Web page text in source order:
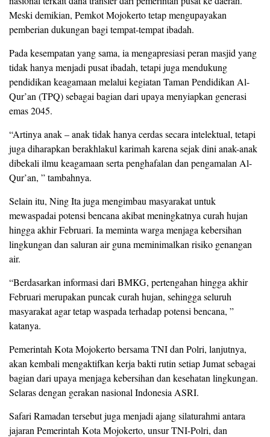
Meski demikian, Pemkot Mojokerto tetap mengupayakan
pemberian dukungan bagi tempat-tempat ibadah.
Pada kesempatan yang sama, ia mengapresiasi peran masjid yang
tidak hanya menjadi pusat ibadah, tetapi juga mendukung
pendidikan keagamaan melalui kegiatan Taman Pendidikan Al-
Qur’an (TPQ) sebagai bagian dari upaya menyiapkan generasi
emas 2045.
“Artinya anak – anak tidak hanya cerdas secara intelektual, tetapi
juga diharapkan berakhlakul karimah karena sejak dini anak-anak
dibekali ilmu keagamaan serta penghafalan dan pengamalan Al-
Qur’an, ” tambahnya.
Selain itu, Ning Ita juga mengimbau masyarakat untuk
mewaspadai potensi bencana akibat meningkatnya curah hujan
hingga akhir Februari. Ia meminta warga menjaga kebersihan
lingkungan dan saluran air guna meminimalkan risiko genangan
air.
“Berdasarkan informasi dari BMKG, pertengahan hingga akhir
Februari merupakan puncak curah hujan, sehingga seluruh
masyarakat agar tetap waspada terhadap potensi bencana, ”
katanya.
Pemerintah Kota Mojokerto bersama TNI dan Polri, lanjutnya,
akan kembali mengaktifkan kerja bakti rutin setiap Jumat sebagai
bagian dari upaya menjaga kebersihan dan kesehatan lingkungan.
Selaras dengan gerakan nasional Indonesia ASRI.
Safari Ramadan tersebut juga menjadi ajang silaturahmi antara
jajaran Pemerintah Kota Mojokerto, unsur TNI-Polri, dan